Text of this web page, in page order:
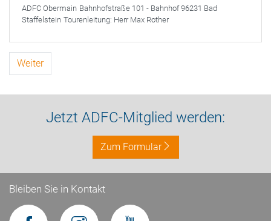
ADFC Obermain Bahnhofstraße 101 - Bahnhof 96231 Bad
Staffelstein Tourenleitung: Herr Max Rother
Weiter
Jetzt ADFC-Mitglied werden:
Zum Formular
Bleiben Sie in Kontakt